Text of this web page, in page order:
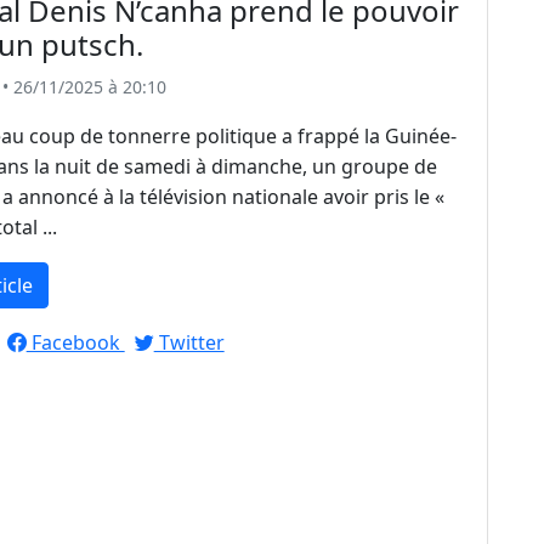
Denis N’canha prend le pouvoir
putsch.
26/11/2025 à 20:10
coup de tonnerre politique a frappé la Guinée-
la nuit de samedi à dimanche, un groupe de
annoncé à la télévision nationale avoir pris le «
...
Facebook Twitter